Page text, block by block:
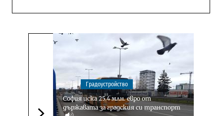
Градоустройство
София иска 25.4 млн. евро от
държавата за градския си транспорт